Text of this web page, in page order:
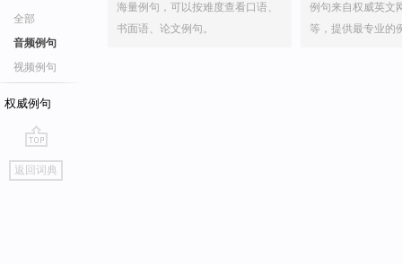
全部
音频例句
视频例句
权威例句
go
top
返回词典
海量例句，可以按难度查看口语、
书面语、论文例句。
例句来自权威英文
等，提供最专业的